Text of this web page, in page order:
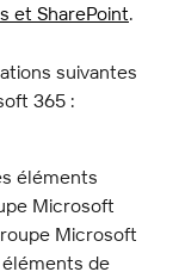
et SharePoint.
suivantes
365 :
éléments
Microsoft
Microsoft
de